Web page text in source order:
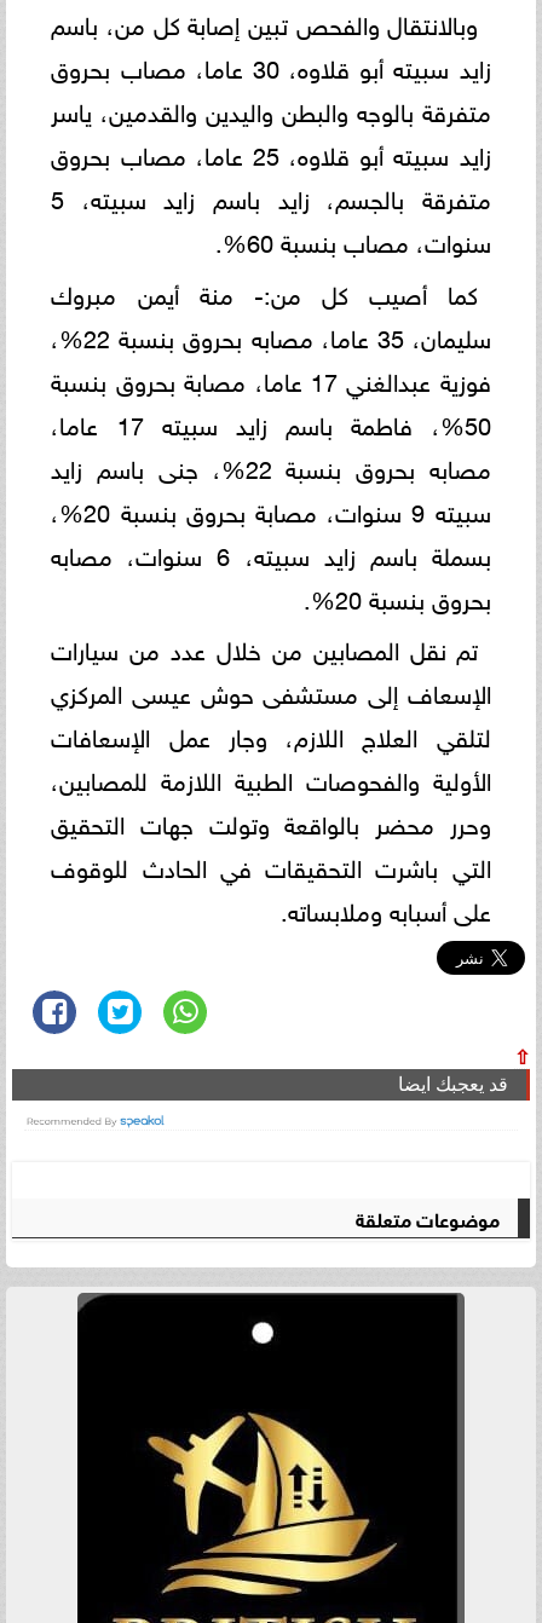
وبالانتقال والفحص تبين إصابة كل من، باسم
زايد سبيته أبو قلاوه، 30 عاما، مصاب بحروق
متفرقة بالوجه والبطن واليدين والقدمين، ياسر
زايد سبيته أبو قلاوه، 25 عاما، مصاب بحروق
متفرقة بالجسم، زايد باسم زايد سبيته، 5
سنوات، مصاب بنسبة 60%.
كما أصيب كل من:- منة أيمن مبروك
سليمان، 35 عاما، مصابه بحروق بنسبة 22%،
فوزية عبدالغني 17 عاما، مصابة بحروق بنسبة
50%، فاطمة باسم زايد سبيته 17 عاما،
مصابه بحروق بنسبة 22%، جنى باسم زايد
سبيته 9 سنوات، مصابة بحروق بنسبة 20%،
بسملة باسم زايد سبيته، 6 سنوات، مصابه
بحروق بنسبة 20%.
تم نقل المصابين من خلال عدد من سيارات
الإسعاف إلى مستشفى حوش عيسى المركزي
لتلقي العلاج اللازم، وجار عمل الإسعافات
الأولية والفحوصات الطبية اللازمة للمصابين،
وحرر محضر بالواقعة وتولت جهات التحقيق
التي باشرت التحقيقات في الحادث للوقوف
على أسبابه وملابساته.
⇧
قد يعجبك ايضا
موضوعات متعلقة